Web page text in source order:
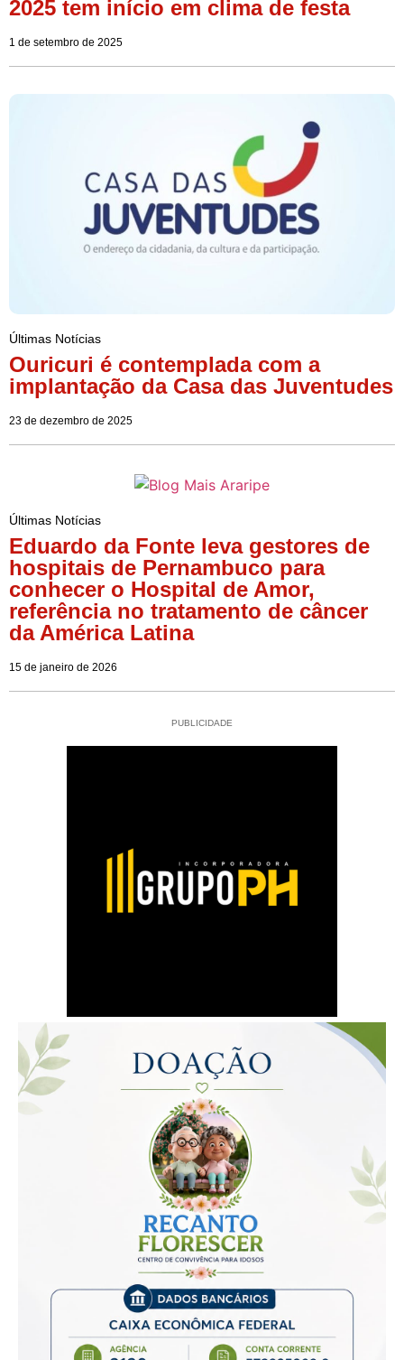
2025 tem início em clima de festa
1 de setembro de 2025
Últimas Notícias
Ouricuri é contemplada com a
implantação da Casa das Juventudes
23 de dezembro de 2025
Últimas Notícias
Eduardo da Fonte leva gestores de
hospitais de Pernambuco para
conhecer o Hospital de Amor,
referência no tratamento de câncer
da América Latina
15 de janeiro de 2026
PUBLICIDADE